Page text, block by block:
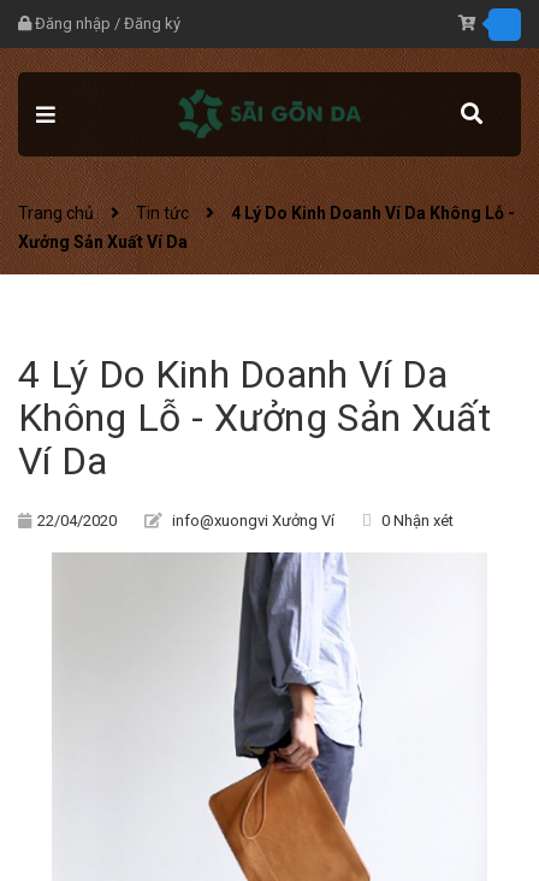
Đăng nhập / Đăng ký
Trang chủ Tin tức
4 Lý Do Kinh Doanh Ví Da Không Lỗ -
Xưởng Sản Xuất Ví Da
4 Lý Do Kinh Doanh Ví Da
Không Lỗ - Xưởng Sản Xuất
Ví Da
22/04/2020 info@xuongvi Xưởng Ví 0 Nhận xét